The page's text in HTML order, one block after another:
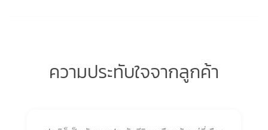
ความประทับใจจากลูกค้า